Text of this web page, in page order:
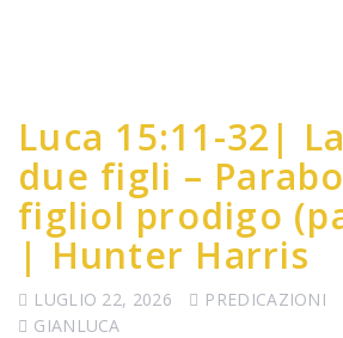
Luca 15:11-32|
due figli –
figliol prodigo
| Hunter Harris
LUGLIO 22, 2026 PREDICAZIONI
GIANLUCA